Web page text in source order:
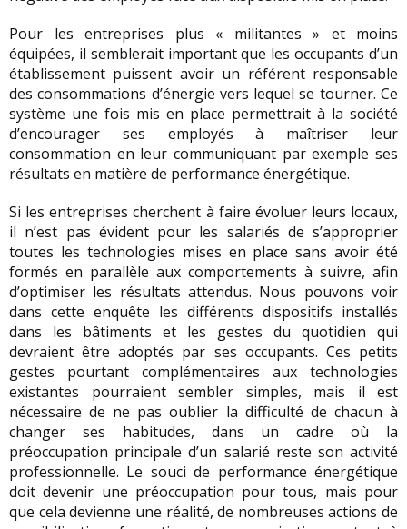
Pour les entreprises plus « militantes » et moins
équipées, il semblerait important que les occupants d’un
établissement puissent avoir un référent responsable
des consommations d’énergie vers lequel se tourner. Ce
système une fois mis en place permettrait à la société
d’encourager ses employés à maîtriser leur
consommation en leur communiquant par exemple ses
résultats en matière de performance énergétique.
Si les entreprises cherchent à faire évoluer leurs locaux,
il n’est pas évident pour les salariés de s’approprier
toutes les technologies mises en place sans avoir été
formés en parallèle aux comportements à suivre, afin
d’optimiser les résultats attendus. Nous pouvons voir
dans cette enquête les différents dispositifs installés
dans les bâtiments et les gestes du quotidien qui
devraient être adoptés par ses occupants. Ces petits
gestes pourtant complémentaires aux technologies
existantes pourraient sembler simples, mais il est
nécessaire de ne pas oublier la difficulté de chacun à
changer ses habitudes, dans un cadre où la
préoccupation principale d’un salarié reste son activité
professionnelle. Le souci de performance énergétique
doit devenir une préoccupation pour tous, mais pour
que cela devienne une réalité, de nombreuses actions de